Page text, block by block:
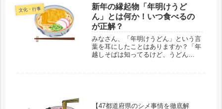
く年末頃に実施される「赤い羽根募
金」というキャンペーンもあり、両者
の違...
文化・行事
新年の縁起物「年明けうど
ん」とは何か！いつ食べるの
が正解？
みなさん、「年明けうどん」という言
葉を耳にしたことはありますか？「年
越しそばは知ってるけど、うどん
【47都道府県のシメ事情を徹底解